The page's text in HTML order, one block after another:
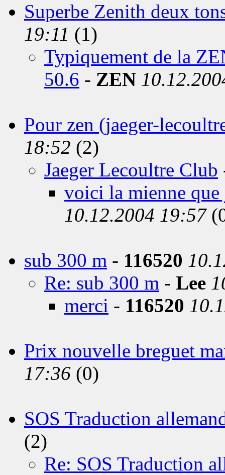
Superbe Zenith deux
19:11 (1)
Typiquement de la
50.6 - ZEN
Pour zen (jaeger-
18:52 (2)
Jaeger Lecoultre Club
voici la mienne que
10.12.2004 19:57
sub 300 m - 116520
Re: sub 300 m - Lee
merci - 116520
Prix nouvelle breguet
17:36 (0)
SOS Traduction
(2)
Re: SOS Traduction